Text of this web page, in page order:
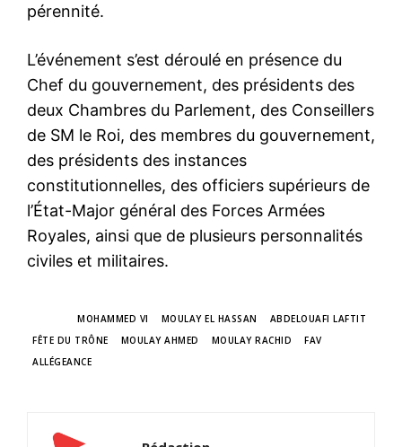
pérennité.
L’événement s’est déroulé en présence du
Chef du gouvernement, des présidents des
deux Chambres du Parlement, des Conseillers
de SM le Roi, des membres du gouvernement,
des présidents des instances
constitutionnelles, des officiers supérieurs de
l’État-Major général des Forces Armées
Royales, ainsi que de plusieurs personnalités
civiles et militaires.
MOHAMMED VI MOULAY EL HASSAN
ABDELOUAFI LAFTIT
FÊTE DU TRÔNE
MOULAY AHMED MOULAY RACHID
FAV
ALLÉGEANCE